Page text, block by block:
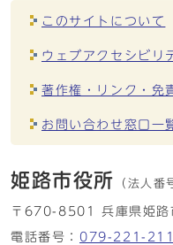
このサイトについて
ウェブアクセシビリ
著作権・リンク・免
お問い合わせ窓口一
姫路市役所 （法人番
〒670-8501 兵庫県姫路
電話番号： 079-221-